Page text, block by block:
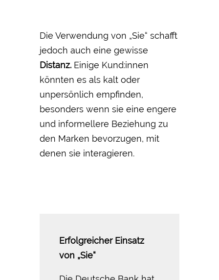
Die Verwendung von „Sie“ schafft
jedoch auch eine gewisse
Distanz.Einige Kund:innen
könnten es als kalt oder
unpersönlich empfinden,
besonders wenn sie eine engere
und informellere Beziehung zu
den Marken bevorzugen, mit
denen sie interagieren.
Erfolgreicher Einsatz
von „Sie“